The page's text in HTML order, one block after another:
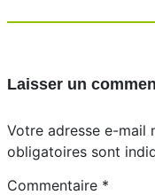
Laisser un
Votre adresse e-mail
obligatoires sont
Commentaire *